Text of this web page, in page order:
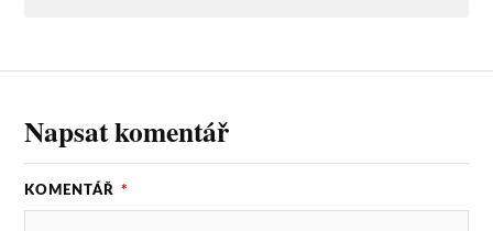
Napsat komentář
KOMENTÁŘ *